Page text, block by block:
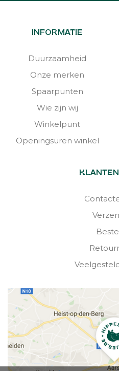
INFORMATIE
Duurzaamheid
Onze merken
Spaarpunten
Wie zijn wij
Winkelpunt
Openingsuren winkel